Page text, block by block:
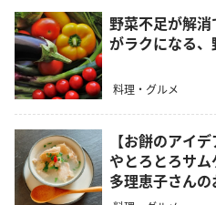
野菜不足が解
がラクになる
料理・グルメ
【お餅のアイ
やとろとろサ
多理恵子さん